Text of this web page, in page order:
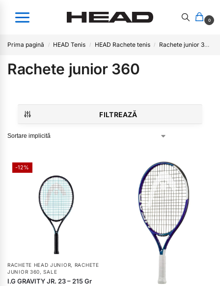
0
Prima pagină / HEAD Tenis / HEAD Rachete tenis / Rachete junior 360
Rachete junior 360
FILTREAZĂ
-12%
RACHETE HEAD JUNIOR, RACHETE
JUNIOR 360,SALE
I.G GRAVITY JR. 23 – 215 Gr